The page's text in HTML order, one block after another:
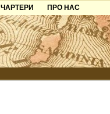
ЧАРТЕРИ
ПРО НАС
Контакти
Партнерам
Додати готель